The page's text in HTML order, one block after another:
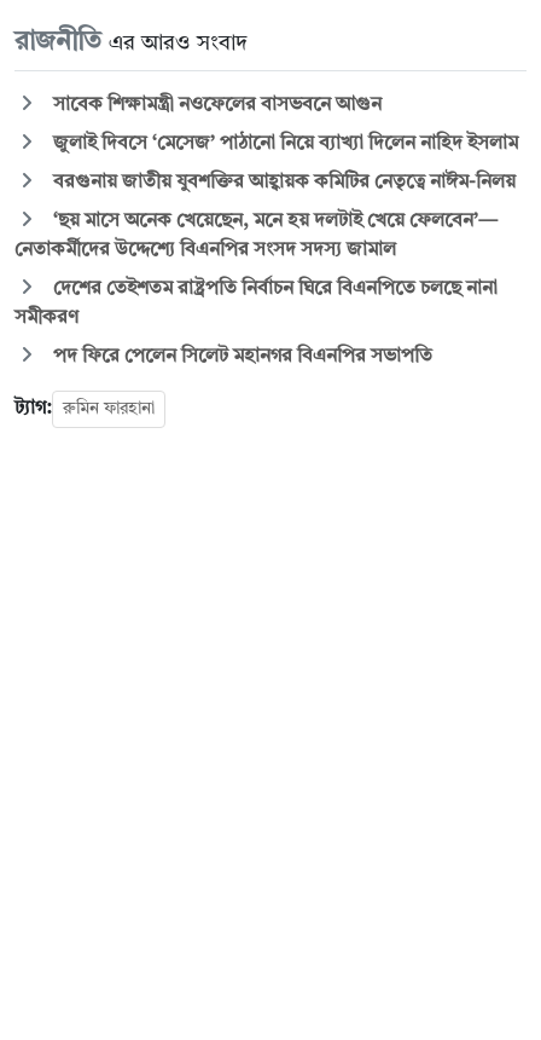
রাজনীতি এর আরও সংবাদ
সাবেক শিক্ষামন্ত্রী নওফেলের বাসভবনে আগুন
জুলাই দিবসে ‘মেসেজ’ পাঠানো নিয়ে ব্যাখ্যা দিলেন নাহিদ ইসলাম
বরগুনায় জাতীয় যুবশক্তির আহ্বায়ক কমিটির নেতৃত্বে নাঈম-নিলয়
‘ছয় মাসে অনেক খেয়েছেন, মনে হয় দলটাই খেয়ে ফেলবেন’—
নেতাকর্মীদের উদ্দেশ্যে বিএনপির সংসদ সদস্য জামাল
দেশের তেইশতম রাষ্ট্রপতি নির্বাচন ঘিরে বিএনপিতে চলছে নানা
সমীকরণ
পদ ফিরে পেলেন সিলেট মহানগর বিএনপির সভাপতি
ট্যাগ: রুমিন ফারহানা